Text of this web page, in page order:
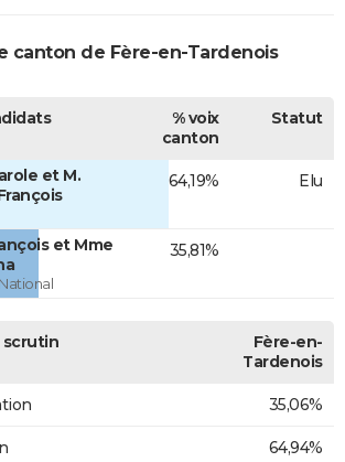
canton de Fère-en-Tardenois
% voix
canton
Statut
et M.
64,19% Elu
et Mme
35,81%
scrutin
Fère-en-
Tardenois
35,06%
64,94%